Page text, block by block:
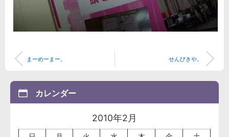
まーめーまー。 せんびきや。
カレンダー
2010年2月